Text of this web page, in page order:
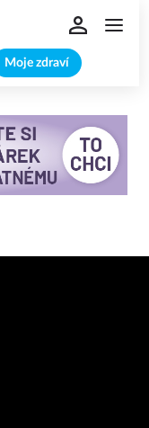
Moje zdraví